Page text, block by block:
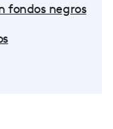
fondos negros